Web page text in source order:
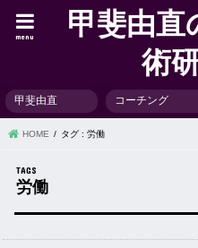
甲斐由直
術
menu
甲斐由直 コーチング
HOME タグ : 労働
労働